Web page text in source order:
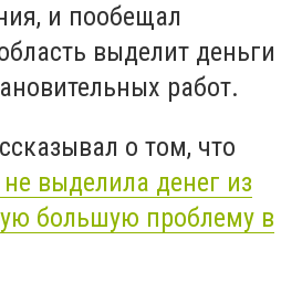
и пообещал
выделит деньги
работ.
о том, что
выделила денег из
большую проблему в